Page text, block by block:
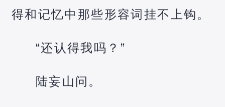
得和记忆中那些形容词挂不上钩。
“还认得我吗？”
陆妄山问。